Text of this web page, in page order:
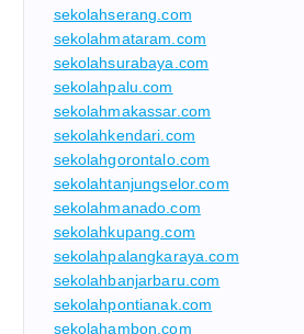
sekolahserang.com
sekolahmataram.com
sekolahsurabaya.com
sekolahpalu.com
sekolahmakassar.com
sekolahkendari.com
sekolahgorontalo.com
sekolahtanjungselor.com
sekolahmanado.com
sekolahkupang.com
sekolahpalangkaraya.com
sekolahbanjarbaru.com
sekolahpontianak.com
sekolahambon.com